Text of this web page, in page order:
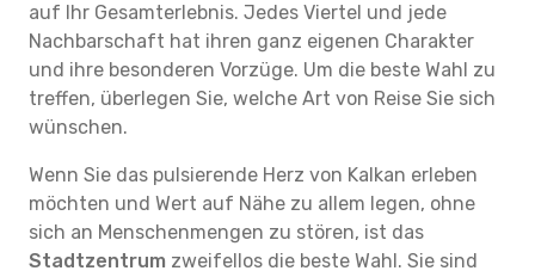
auf Ihr Gesamterlebnis. Jedes Viertel und jede
Nachbarschaft hat ihren ganz eigenen Charakter
und ihre besonderen Vorzüge. Um die beste Wahl zu
treffen, überlegen Sie, welche Art von Reise Sie sich
wünschen.
Wenn Sie das pulsierende Herz von Kalkan erleben
möchten und Wert auf Nähe zu allem legen, ohne
sich an Menschenmengen zu stören, ist das
Stadtzentrum zweifellos die beste Wahl. Sie sind